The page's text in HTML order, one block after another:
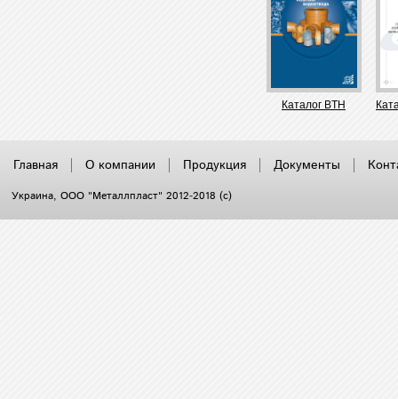
Каталог BTH
Главная О компании Продукция Документы
Украина, ООО "Металлпласт" 2012-2018 (с)